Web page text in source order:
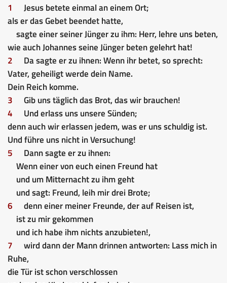
1
Jesus betete einmal an einem Ort;
als er das Gebet beendet hatte,
sagte einer seiner Jünger zu ihm: Herr, lehre uns beten,
wie auch Johannes seine Jünger beten gelehrt hat!
2
Da sagte er zu ihnen: Wenn ihr betet, so sprecht:
Vater, geheiligt werde dein Name.
Dein Reich komme.
3
Gib uns täglich das Brot, das wir brauchen!
4
Und erlass uns unsere Sünden;
denn auch wir erlassen jedem, was er uns schuldig ist.
Und führe uns nicht in Versuchung!
5
Dann sagte er zu ihnen:
Wenn einer von euch einen Freund hat
und um Mitternacht zu ihm geht
und sagt: Freund, leih mir drei Brote;
6
denn einer meiner Freunde, der auf Reisen ist,
ist zu mir gekommen
und ich habe ihm nichts anzubieten!,
7
wird dann der Mann drinnen antworten: Lass mich in
Ruhe,
die Tür ist schon verschlossen